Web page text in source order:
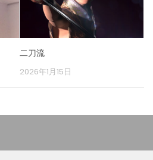
二刀流
2026年1月15日